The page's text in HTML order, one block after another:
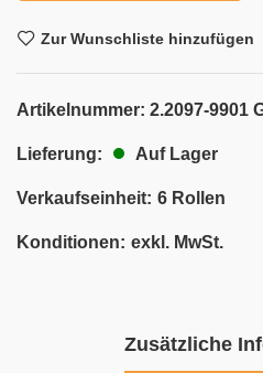
Zur Wunschliste hinzufügen
Artikelnummer: 2.2097-9901
Lieferung: Auf Lager
Verkaufseinheit: 6 Rollen
Konditionen: exkl. MwSt.
Zusätzliche